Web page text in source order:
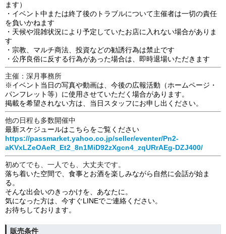
ます）
・イベント中または終了後のトラブルについて主催者は一切の責任
を負いかねます
・天候や混雑状況により予定していたお店に入れない場合がありま
す
・宗教、マルチ商法、投資などの勧誘行為は禁止です
・公序良俗に反する行為があった場合は、即時退場いただきます
主催：深月事務所
※イベント当日の写真や動画は、今後の広報活動（ホームページ・
パンフレット等）に使用させていただく場合があります。
掲載を希望されない方は、当日スタッフにお申し出ください。
他の日程も多数開催中
最新スケジュールはこちらをご覧ください
https://passmarket.yahoo.co.jp/seller/eventer/Pn2-
aKVxLZeOAeR_Et2_8n1MiD92zXgcn4_zqURrAEg-DZJ400/
初めてでも、一人でも、大丈夫です。
落ち着いた空間で、食事とお酒を楽しみながら自然に会話が始ま
る。
そんな出会いのきっかけを、あなたに。
気になった方は、今すぐLINEでご連絡ください。
お待ちしております。
販売条件